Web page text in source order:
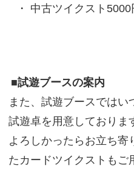
中古ツイクスト5000
■試遊ブースの案内
また、試遊ブースでは
試遊卓を用意しておりま
よろしかったらお立ち寄
たカードツイクストもご